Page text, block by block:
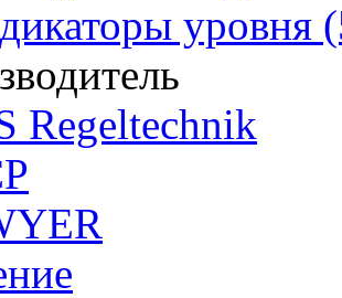
уровня
Regeltechnik